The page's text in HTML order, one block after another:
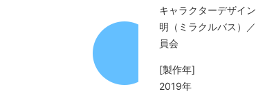
キャラクターデザイ
明（ミラクルバス）
員会
[製作年]
2019年